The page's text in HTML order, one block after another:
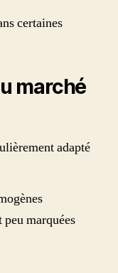
certaines
marché
adapté
marquées